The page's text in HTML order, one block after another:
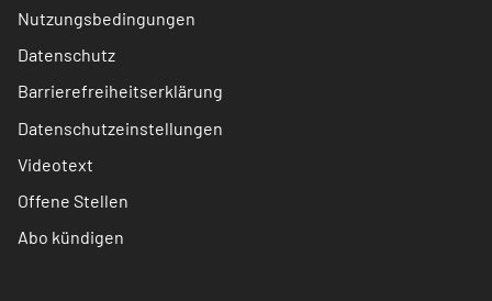
Nutzungsbedingungen
Datenschutz
Barrierefreiheitserklärung
Datenschutzeinstellungen
Videotext
Offene Stellen
Abo kündigen